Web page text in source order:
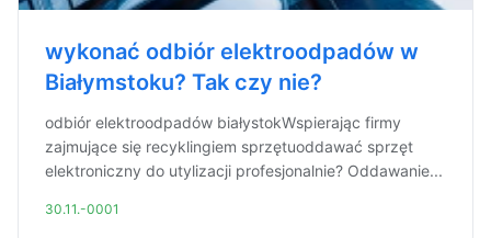
wykonać odbiór elektroodpadów w
Białymstoku? Tak czy nie?
odbiór elektroodpadów białystokWspierając firmy
zajmujące się recyklingiem sprzętuoddawać sprzęt
elektroniczny do utylizacji profesjonalnie? Oddawanie...
30.11.-0001